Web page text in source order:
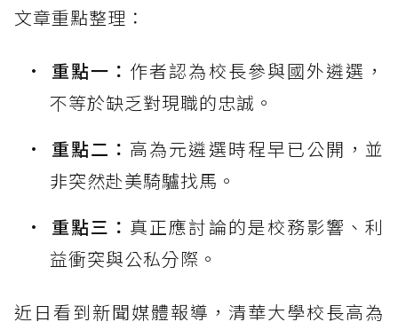
文章重點整理：
重點一： 作者認為校長參與國外遴選，
不等於缺乏對現職的忠誠。
重點二： 高為元遴選時程早已公開，並
非突然赴美騎驢找馬。
重點三： 真正應討論的是校務影響、利
益衝突與公私分際。
近日看到新聞媒體報導，清華大學校長高為